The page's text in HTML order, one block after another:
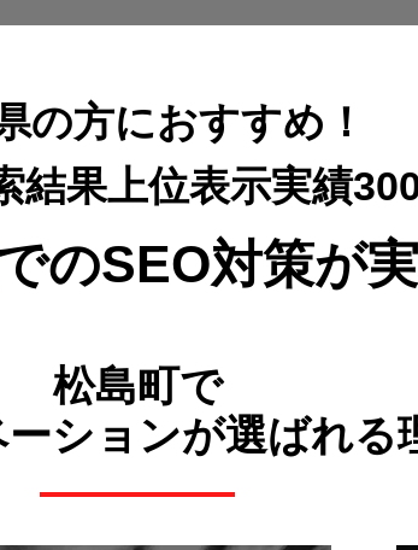
の方におすすめ！
結果上位表示実績
のSEO対策が実
松島町で
ションが選ばれる